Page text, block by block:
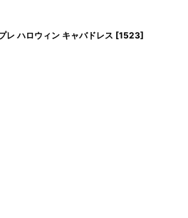
レ ハロウィン キャバドレス [1523]